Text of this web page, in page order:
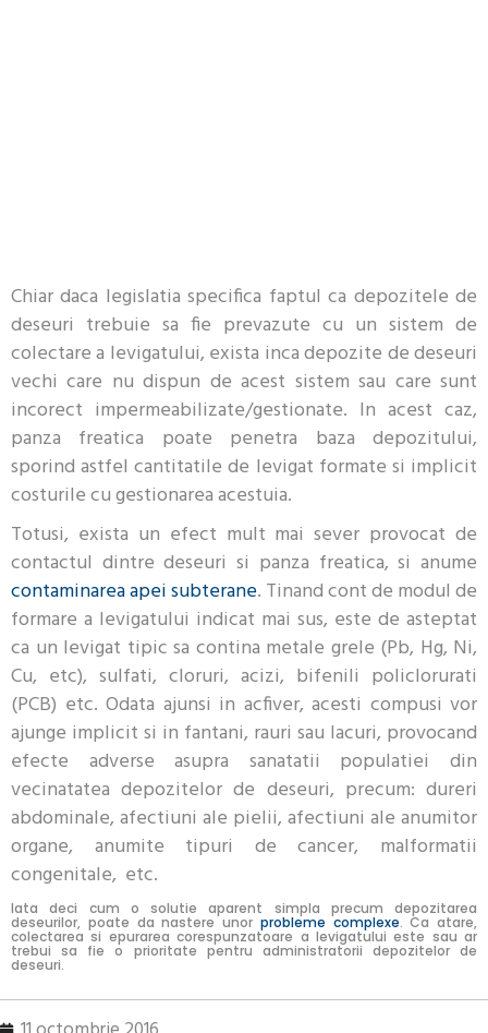
Chiar daca legislatia specifica faptul ca depozitele de
deseuri trebuie sa fie prevazute cu un sistem de
colectare a Ievigatului, exista inca depozite de deseuri
vechi care nu dispun de acest sistem sau care sunt
incorect impermeabilizate/gestionate. In acest caz,
panza freatica poate penetra baza depozitului,
sporind astfel cantitatile de levigat formate si implicit
costurile cu gestionarea acestuia.
Totusi, exista un efect mult mai sever provocat de
contactul dintre deseuri si panza freatica, si anume
contaminarea apei subterane. Tinand cont de modul de
formare a levigatului indicat mai sus, este de asteptat
ca un levigat tipic sa contina metale grele (Pb, Hg, Ni,
Cu, etc), sulfati, cloruri, acizi, bifenili policlorurati
(PCB) etc. Odata ajunsi in acfiver, acesti compusi vor
ajunge implicit si in fantani, rauri sau lacuri, provocand
efecte adverse asupra sanatatii populatiei din
vecinatatea depozitelor de deseuri, precum: dureri
abdominale, afectiuni ale pielii, afectiuni ale anumitor
organe, anumite tipuri de cancer, malformatii
congenitale, etc.
Iata deci cum o solutie aparent simpla precum depozitarea
deseurilor, poate da nastere unor probleme complexe. Ca atare,
colectarea si epurarea corespunzatoare a levigatului este sau ar
trebui sa fie o prioritate pentru administratorii depozitelor de
deseuri.